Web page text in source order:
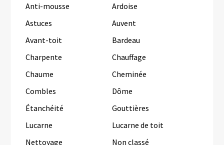
Anti-mousse
Ardoise
Astuces
Auvent
Avant-toit
Bardeau
Charpente
Chauffage
Chaume
Cheminée
Combles
Dôme
Étanchéité
Gouttières
Lucarne
Lucarne de toit
Nettoyage
Non classé